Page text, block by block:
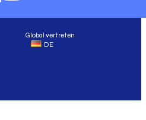
Global vertreten
DE